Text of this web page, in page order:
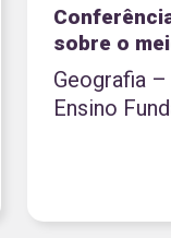
sobre o
Geografia
Ensino